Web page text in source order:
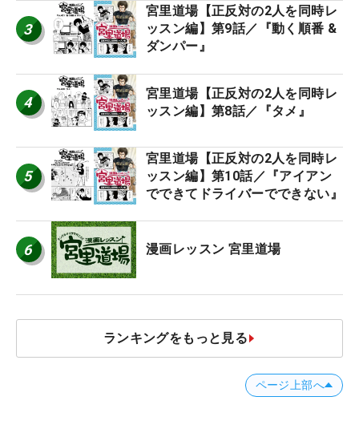
3
宮里道場【正反対の2人を同時レ
ッスン編】第9話／『動く順番 &
ダンパー』
4
宮里道場【正反対の2人を同時レ
ッスン編】第8話／『タメ』
5
宮里道場【正反対の2人を同時レ
ッスン編】第10話／『アイアン
でできてドライバーでできない』
6 漫画レッスン 宮里道場
ランキングをもっと見る
ページ上部へ